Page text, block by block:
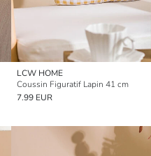
LCW HOME
Coussin Figuratif Lapin 41 cm
7.99 EUR